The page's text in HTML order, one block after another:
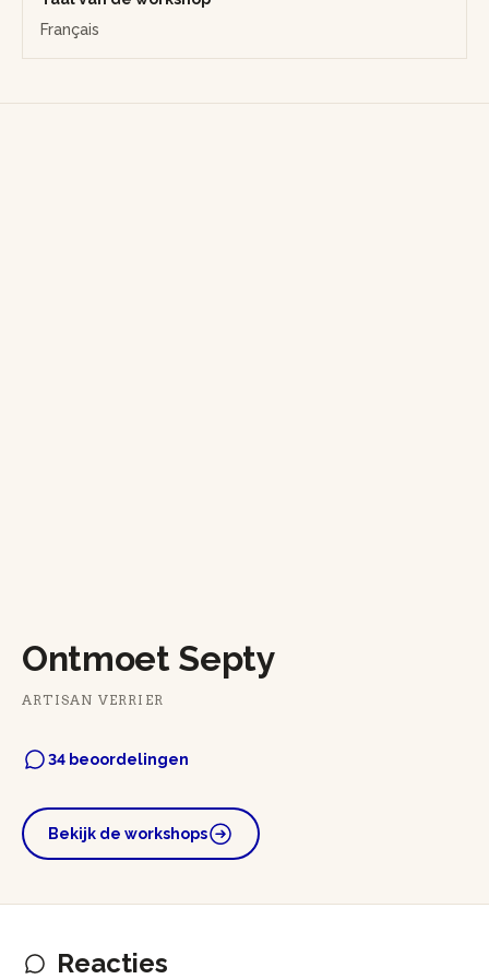
Français
Ontmoet Septy
ARTISAN VERRIER
34 beoordelingen
Bekijk de workshops
Reacties